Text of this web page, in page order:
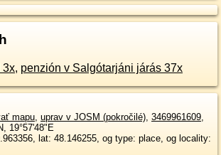
3x, penzión v Salgótarjáni járás 37x
mapu, uprav v JOSM (pokročilé), 3469961609,
, 19°57'48"E
lat: 48.146255, og type: place, og locality: